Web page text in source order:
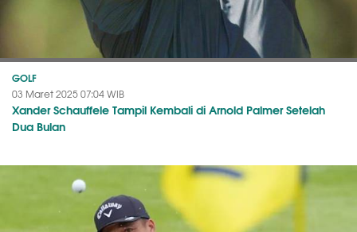
GOLF
03 Maret 2025 07:04 WIB
Xander Schauffele Tampil Kembali di Arnold Palmer Setelah
Dua Bulan